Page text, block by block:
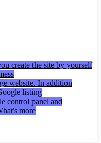
create the site by yourself
website. In addition
listing
control panel and
more